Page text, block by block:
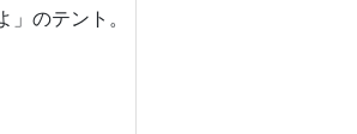
」のテント。